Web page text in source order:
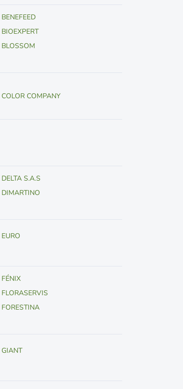
BENEFEED
BIOEXPERT
BLOSSOM
COLOR COMPANY
DELTA S.A.S
DIMARTINO
EURO
FÉNIX
FLORASERVIS
FORESTINA
GIANT